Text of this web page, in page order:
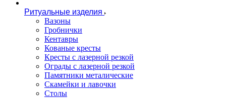
Ритуальные изделия
Вазоны
Гробнички
Кентавры
Кованые кресты
Кресты с лазерной резкой
Ограды с лазерной резкой
Памятники металические
Скамейки и лавочки
Столы